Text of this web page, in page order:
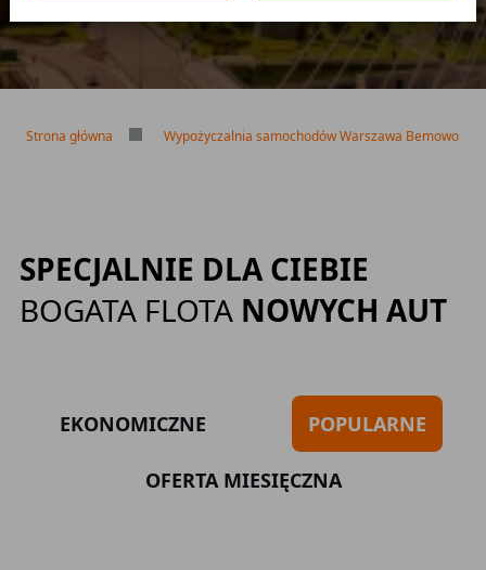
Strona główna Wypożyczalnia samochodów Warszawa Bemowo
SPECJALNIE DLA CIEBIE
BOGATA FLOTA NOWYCH AUT
EKONOMICZNE POPULARNE
OFERTA MIESIĘCZNA
nasi partnerzy. Szczegółowe informacje na temat
korzystania przez nas i naszych partnerów z plików cookie
oraz przetwarzania Twoich danych osobowych, w tym
dotyczące Twoich uprawnień, zawarte są w naszej